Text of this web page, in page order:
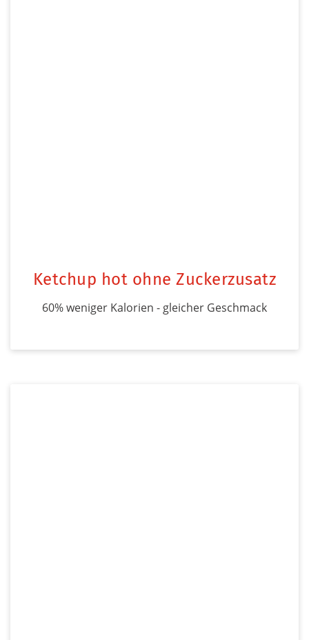
Ketchup hot ohne Zuckerzusatz
60% weniger Kalorien - gleicher Geschmack